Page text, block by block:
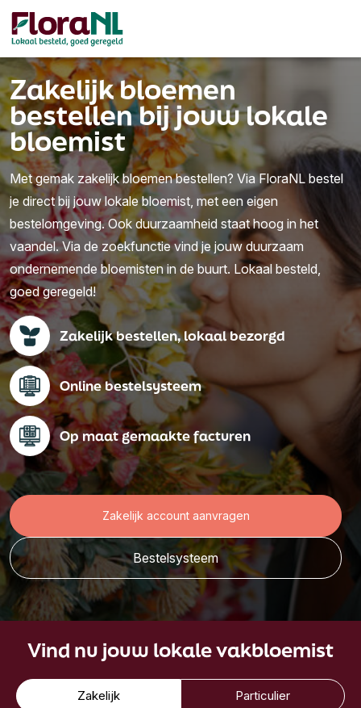
Zakelijk bloemen
bestellen bij jouw lokale
bloemist
Met gemak zakelijk bloemen bestellen? Via FloraNL bestel
je direct bij jouw lokale bloemist, met een eigen
bestelomgeving. Ook duurzaamheid staat hoog in het
vaandel. Via de zoekfunctie vind je jouw duurzaam
ondernemende bloemisten in de buurt. Lokaal besteld,
goed geregeld!
Zakelijk bestellen, lokaal bezorgd
Online bestelsysteem
Op maat gemaakte facturen
Zakelijk account aanvragen
Bestelsysteem
Vind nu jouw lokale vakbloemist
Zakelijk Particulier